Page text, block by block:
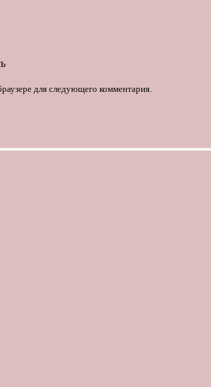
для следующего комментария.